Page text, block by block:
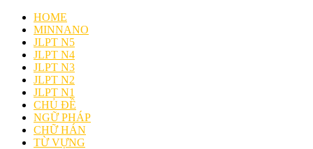
HOME
MINNANO
JLPT N5
JLPT N4
JLPT N3
JLPT N2
JLPT N1
CHỦ ĐỀ
NGỮ PHÁP
CHỮ HÁN
TỪ VỰNG